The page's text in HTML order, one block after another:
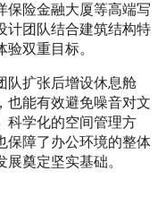
保险金融大厦等高端写
计团队结合建筑结构特
双重目标。
队扩张后增设休息舱
也能有效避免噪音对文
科学化的空间管理方
保障了办公环境的整体
奠定坚实基础。